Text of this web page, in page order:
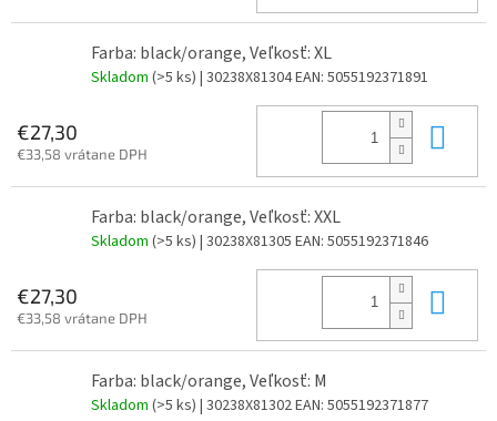
Farba: black/orange, Veľkosť: XL
Skladom (>5 ks) | 30238X81304EAN: 5055192371891
€27,30
€33,58 vrátane DPH
Farba: black/orange, Veľkosť: XXL
Skladom (>5 ks) | 30238X81305 EAN: 5055192371846
€27,30
€33,58 vrátane DPH
Farba: black/orange, Veľkosť: M
Skladom (>5 ks) | 30238X81302EAN: 5055192371877